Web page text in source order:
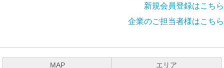
新規会員登録はこちら
企業のご担当者様はこちら
MAP
エリア